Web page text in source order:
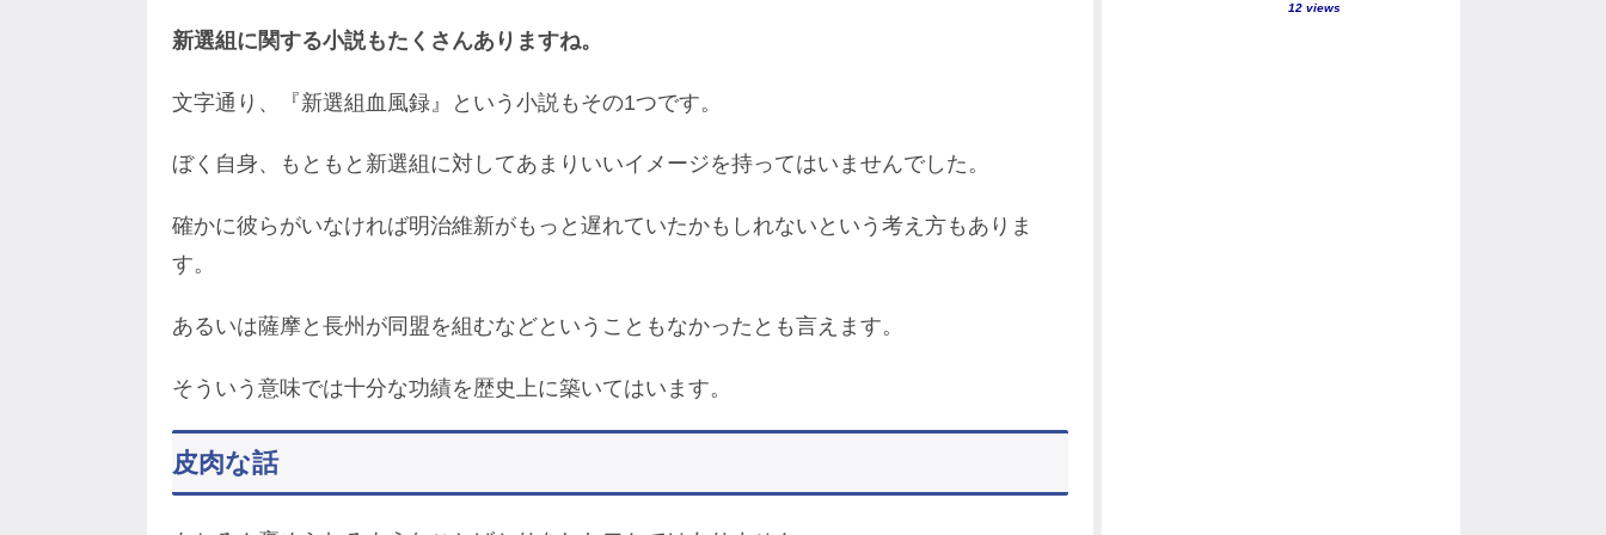
新選組に関する小説もたくさんありますね。
文字通り、『新選組血風録』という小説もその1つです。
ぼく自身、もともと新選組に対してあまりいいイメージを持ってはいませんでした。
確かに彼らがいなければ明治維新がもっと遅れていたかもしれないという考え方もありま
す。
あるいは薩摩と長州が同盟を組むなどということもなかったとも言えます。
そういう意味では十分な功績を歴史上に築いてはいます。
皮肉な話
12 views